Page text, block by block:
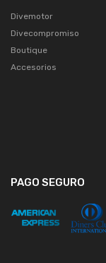
Divemotor
Divecompromiso
Boutique
Accesorios
PAGO SEGURO